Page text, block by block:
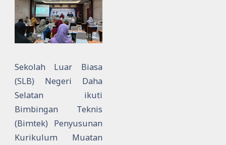
Sekolah Luar Biasa
(SLB) Negeri Daha
Selatan ikuti
Bimbingan Teknis
(Bimtek) Penyusunan
Kurikulum Muatan